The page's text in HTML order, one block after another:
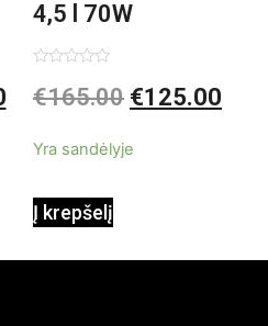
4,5 l 70W
nešiojamas,
0
iš
€165.00 €125.00
Yra sandėlyje
Į krepšelį